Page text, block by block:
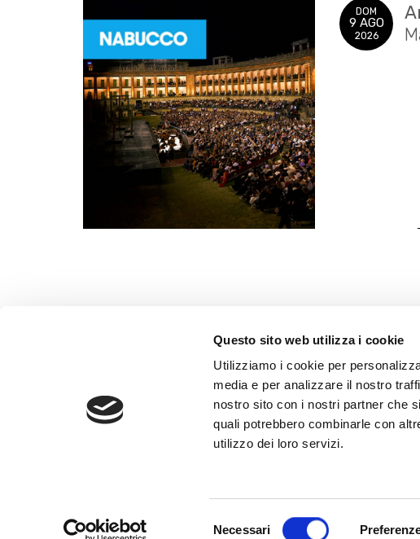
Questo sito web utilizza i cookie
Utilizziamo i cookie per
media e per analizzare il nostro
nostro sito con i nostri partner che
quali potrebbero combinarle con
utilizzo dei loro servizi.
Necessari
DOM
9 AGO
2026
Contatti
Privacy Policy